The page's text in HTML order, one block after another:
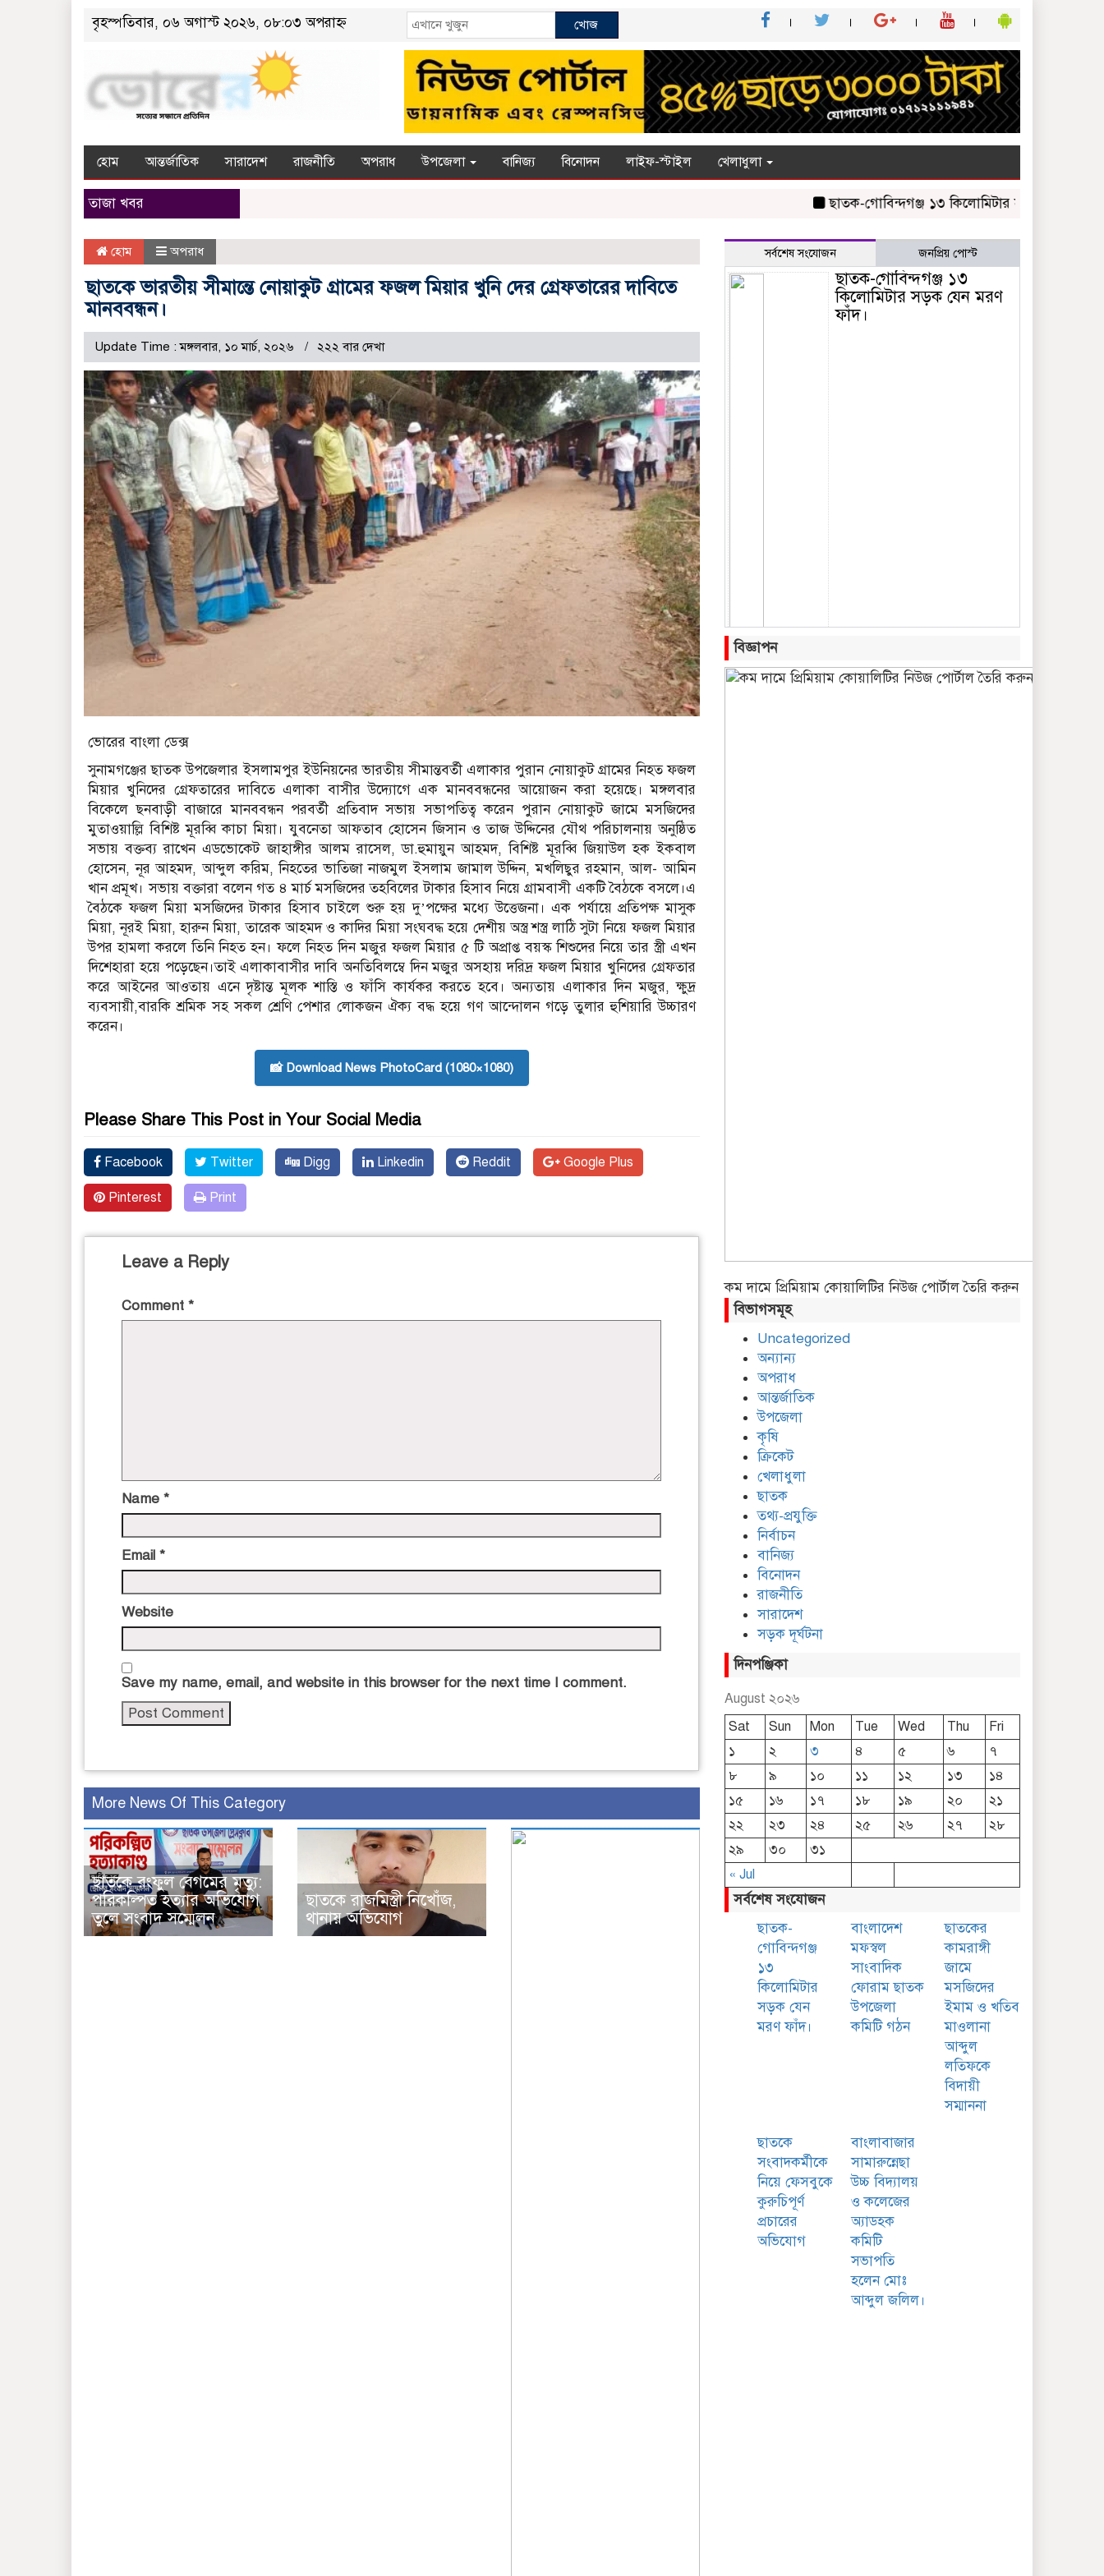
বৃহস্পতিবার, ০৬ অগাস্ট ২০২৬, ০৮:০৩ অপরাহ্ন খোজ
হোম আন্তর্জাতিক সারাদেশ রাজনীতি অপরাধ উপজেলা বানিজ্য বিনোদন লাইফ-স্টাইল খেলাধুলা
তাজা খবর ছাতক-গোবিন্দগঞ্জ ১৩ কিলোমিটার সড়ক যেন মরণ ফাঁদ।
হোম অপরাধ
ছাতকে ভারতীয় সীমান্তে নোয়াকুট গ্রামের ফজল মিয়ার খুনি দের গ্রেফতারের দাবিতে
মানববন্ধন।
Update Time : মঙ্গলবার, ১০ মার্চ, ২০২৬ ২২২ বার দেখা
ভোরের বাংলা ডেক্স
সুনামগঞ্জের ছাতক উপজেলার ইসলামপুর ইউনিয়নের ভারতীয় সীমান্তবর্তী এলাকার পুরান নোয়াকুট গ্রামের নিহত ফজল
মিয়ার খুনিদের গ্রেফতারের দাবিতে এলাকা বাসীর উদ্যোগে এক মানববন্ধনের আয়োজন করা হয়েছে। মঙ্গলবার
বিকেলে ছনবাড়ী বাজারে মানববন্ধন পরবর্তী প্রতিবাদ সভায় সভাপতিত্ব করেন পুরান নোয়াকুট জামে মসজিদের
মুতাওয়াল্লি বিশিষ্ট মূরব্বি কাচা মিয়া। যুবনেতা আফতাব হোসেন জিসান ও তাজ উদ্দিনের যৌথ পরিচালনায় অনুষ্ঠিত
সভায় বক্তব্য রাখেন এডভোকেট জাহাঙ্গীর আলম রাসেল, ডা.হুমায়ুন আহমদ, বিশিষ্ট মূরব্বি জিয়াউল হক ইকবাল
হোসেন, নূর আহমদ, আব্দুল করিম, নিহতের ভাতিজা নাজমুল ইসলাম জামাল উদ্দিন, মখলিছুর রহমান, আল- আমিন
খান প্রমূখ। সভায় বক্তারা বলেন গত ৪ মার্চ মসজিদের তহবিলের টাকার হিসাব নিয়ে গ্রামবাসী একটি বৈঠকে বসলে।এ
বৈঠকে ফজল মিয়া মসজিদের টাকার হিসাব চাইলে শুরু হয় দু’পক্ষের মধ্যে উত্তেজনা। এক পর্যায়ে প্রতিপক্ষ মাসুক
মিয়া, নূরই মিয়া, হারুন মিয়া, তারেক আহমদ ও কাদির মিয়া সংঘবদ্ধ হয়ে দেশীয় অস্ত্র শস্ত্র লাঠি সুটা নিয়ে ফজল মিয়ার
উপর হামলা করলে তিনি নিহত হন। ফলে নিহত দিন মজুর ফজল মিয়ার ৫ টি অপ্রাপ্ত বয়স্ক শিশুদের নিয়ে তার স্ত্রী এখন
দিশেহারা হয়ে পড়েছেন।তাই এলাকাবাসীর দাবি অনতিবিলম্বে দিন মজুর অসহায় দরিদ্র ফজল মিয়ার খুনিদের গ্রেফতার
করে আইনের আওতায় এনে দৃষ্টান্ত মূলক শাস্তি ও ফাঁসি কার্যকর করতে হবে। অন্যতায় এলাকার দিন মজুর, ক্ষুদ্র
ব্যবসায়ী,বারকি শ্রমিক সহ সকল শ্রেণি পেশার লোকজন ঐক্য বদ্ধ হয়ে গণ আন্দোলন গড়ে তুলার হুশিয়ারি উচ্চারণ
করেন।
📸 Download News PhotoCard (1080×1080)
Please Share This Post in Your Social Media
Facebook Twitter Digg Linkedin Reddit Google Plus
Pinterest Print
Leave a Reply
Comment *
Name *
Email *
Website
Save my name, email, and website in this browser for the next time I comment.
More News Of This Category
ছাতকে রংফুল বেগমের মৃত্যু:
পরিকল্পিত হত্যার অভিযোগ
তুলে সংবাদ সম্মেলন
ছাতকে রাজমিস্ত্রী নিখোঁজ,
থানায় অভিযোগ
সর্বশেষ সংযোজন জনপ্রিয় পোস্ট
ছাতক-গোবিন্দগঞ্জ ১৩
কিলোমিটার সড়ক যেন মরণ
ফাঁদ।
বিজ্ঞাপন
কম দামে প্রিমিয়াম কোয়ালিটির নিউজ পোর্টাল তৈরি করুন
বিভাগসমূহ
Uncategorized
অন্যান্য
অপরাধ
আন্তর্জাতিক
উপজেলা
কৃষি
ক্রিকেট
খেলাধুলা
ছাতক
তথ্য-প্রযুক্তি
নির্বাচন
বানিজ্য
বিনোদন
রাজনীতি
সারাদেশ
সড়ক দূর্ঘটনা
দিনপঞ্জিকা
August ২০২৬
Sat
Sun Mon Tue Wed Thu Fri
« Jul
১ ২ ৩ ৪ ৫ ৬
৭
৮
৯ ১০ ১১ ১২ ১৩
১৪
১৫
১৬ ১৭ ১৮ ১৯ ২০
২১
২২
২৩ ২৪ ২৫ ২৬ ২৭
২৮
২৯
৩০ ৩১
সর্বশেষ সংযোজন
ছাতক-
গোবিন্দগঞ্জ
১৩
কিলোমিটার
সড়ক যেন
মরণ ফাঁদ।
বাংলাদেশ
মফস্বল
সাংবাদিক
ফোরাম ছাতক
উপজেলা
কমিটি গঠন
ছাতকের
কামরাঙ্গী
জামে
মসজিদের
ইমাম ও খতিব
মাওলানা
আব্দুল
লতিফকে
বিদায়ী
সম্মাননা
ছাতকে
সংবাদকর্মীকে
নিয়ে ফেসবুকে
কুরুচিপূর্ণ
প্রচারের
অভিযোগ
বাংলাবাজার
সামারুন্নেছা
উচ্চ বিদ্যালয়
ও কলেজের
অ্যাডহক
কমিটি
সভাপতি
হলেন মোঃ
আব্দুল জলিল।